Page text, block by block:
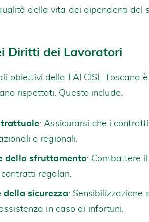
della vita dei dipendenti del
Diritti dei Lavoratori
obiettivi della FAI CISL Toscana
rispettati. Questo include:
: Assicurarsi che i
e regionali.
dello sfruttamento: Combattere
regolari.
della sicurezza: Sensibilizzazione
in caso di infortuni.